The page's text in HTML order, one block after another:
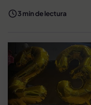
3 min de lectura